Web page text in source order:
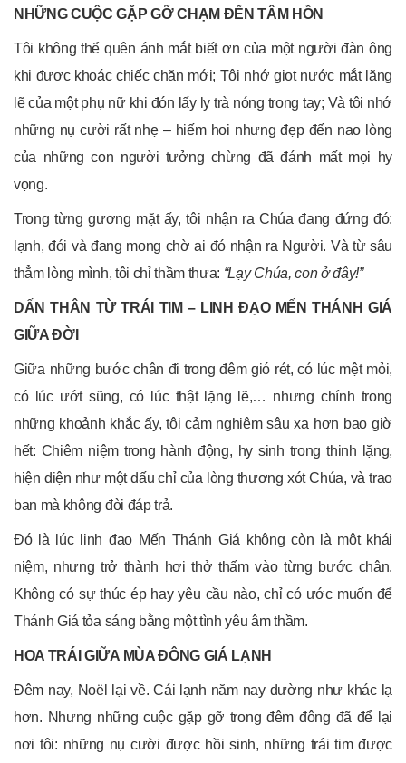
NHỮNG CUỘC GẶP GỠ CHẠM ĐẾN TÂM HỒN
Tôi không thể quên ánh mắt biết ơn của một người đàn ông
khi được khoác chiếc chăn mới; Tôi nhớ giọt nước mắt lặng
lẽ của một phụ nữ khi đón lấy ly trà nóng trong tay; Và tôi nhớ
những nụ cười rất nhẹ – hiếm hoi nhưng đẹp đến nao lòng
của những con người tưởng chừng đã đánh mất mọi hy
vọng.
Trong từng gương mặt ấy, tôi nhận ra Chúa đang đứng đó:
lạnh, đói và đang mong chờ ai đó nhận ra Người. Và từ sâu
thẳm lòng mình, tôi chỉ thầm thưa: “Lạy Chúa, con ở đây!”
DẤN THÂN TỪ TRÁI TIM – LINH ĐẠO MẾN THÁNH GIÁ
GIỮA ĐỜI
Giữa những bước chân đi trong đêm gió rét, có lúc mệt mỏi,
có lúc ướt sũng, có lúc thật lặng lẽ,… nhưng chính trong
những khoảnh khắc ấy, tôi cảm nghiệm sâu xa hơn bao giờ
hết: Chiêm niệm trong hành động, hy sinh trong thinh lặng,
hiện diện như một dấu chỉ của lòng thương xót Chúa, và trao
ban mà không đòi đáp trả.
Đó là lúc linh đạo Mến Thánh Giá không còn là một khái
niệm, nhưng trở thành hơi thở thấm vào từng bước chân.
Không có sự thúc ép hay yêu cầu nào, chỉ có ước muốn để
Thánh Giá tỏa sáng bằng một tình yêu âm thầm.
HOA TRÁI GIỮA MÙA ĐÔNG GIÁ LẠNH
Đêm nay, Noël lại về. Cái lạnh năm nay dường như khác lạ
hơn. Nhưng những cuộc gặp gỡ trong đêm đông đã để lại
nơi tôi: những nụ cười được hồi sinh, những trái tim được